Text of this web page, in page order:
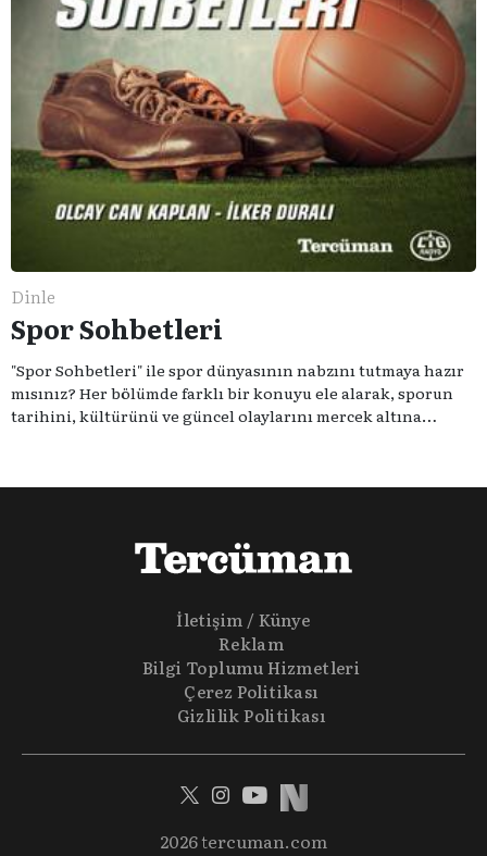
Dinle
Spor Sohbetleri
"Spor Sohbetleri" ile spor dünyasının nabzını tutmaya hazır
mısınız? Her bölümde farklı bir konuyu ele alarak, sporun
tarihini, kültürünü ve güncel olaylarını mercek altına
olmadığına inananlardansanız "Spor Sohbetleri" tam size
İletişim / Künye
Reklam
Bilgi Toplumu Hizmetleri
Çerez Politikası
Gizlilik Politikası
2026 tercuman.com